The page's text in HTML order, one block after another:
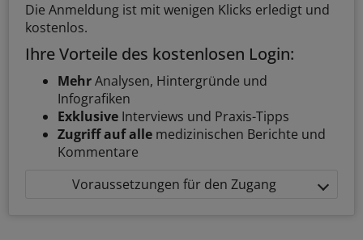
Die Anmeldung ist mit wenigen Klicks erledigt und
kostenlos.
Ihre Vorteile des kostenlosen Login:
MehrAnalysen, Hintergründe und
Infografiken
Exklusive Interviews und Praxis-Tipps
Zugriff auf alle medizinischen Berichte und
Kommentare
Voraussetzungen für den Zugang